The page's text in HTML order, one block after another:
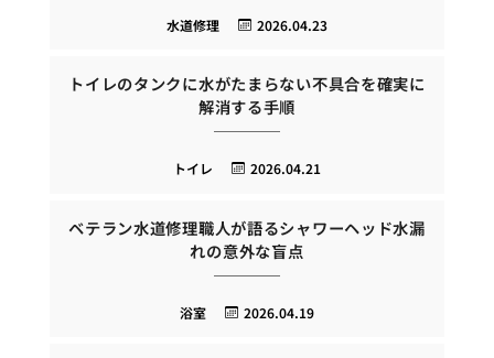
2026.04.23
水道修理
トイレのタンクに水がたまらない不具合を確実に
解消する手順
2026.04.21
トイレ
ベテラン水道修理職人が語るシャワーヘッド水漏
れの意外な盲点
2026.04.19
浴室